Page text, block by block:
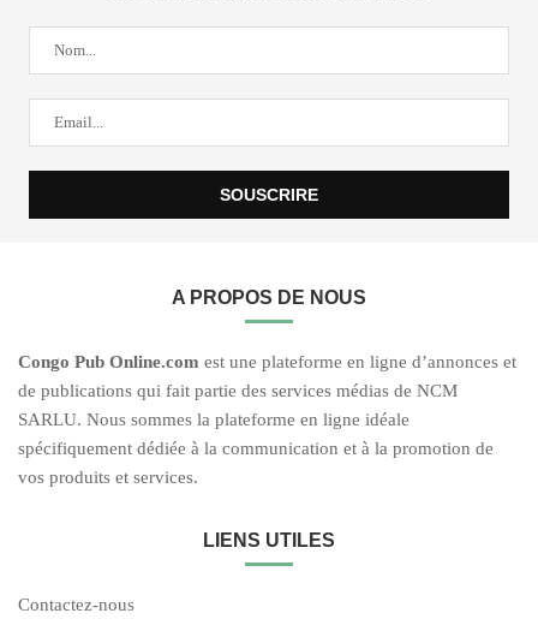
A PROPOS DE NOUS
Congo Pub Online.com est une plateforme en ligne d’annonces et
de publications qui fait partie des services médias de NCM
SARLU. Nous sommes la plateforme en ligne idéale
spécifiquement dédiée à la communication et à la promotion de
vos produits et services.
LIENS UTILES
Contactez-nous